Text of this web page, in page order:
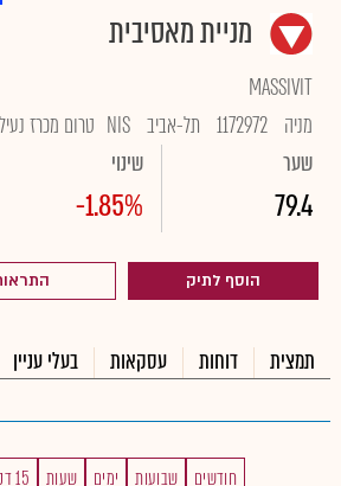
מניית מאסיבית
MASSIVIT
מניה 1172972 תל-אביב NIS טרום מכרז
שער
79.4
שינוי
-1.85%
הוסף לתיק
תמצית דוחות עסקאות בעלי עניין
חודשים שבועות ימים שעות 15 דקות